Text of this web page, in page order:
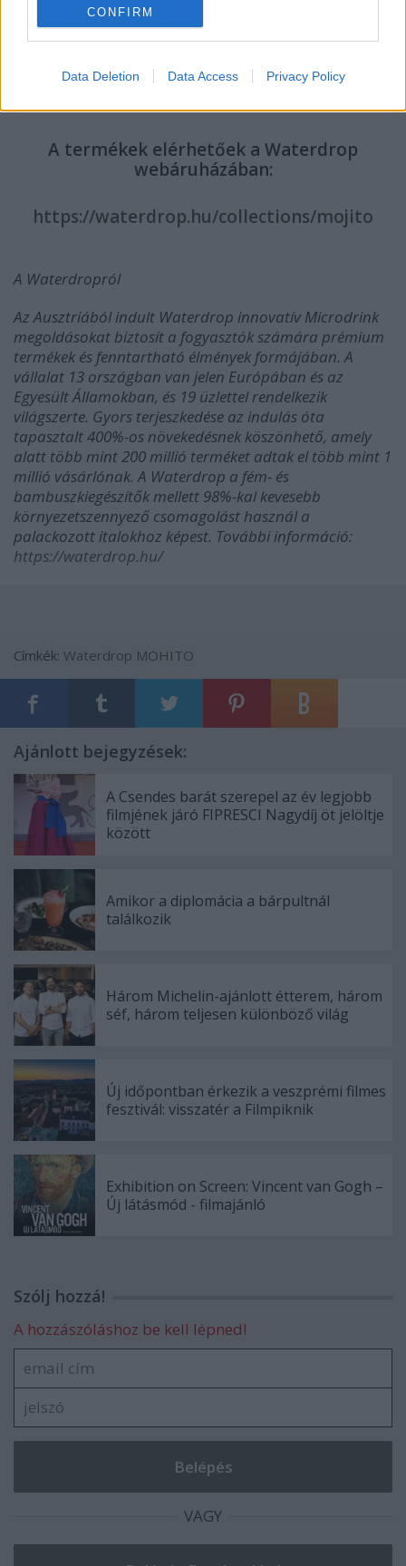
CONFIRM
Data Deletion Data Access Privacy Policy
A termékek elérhetőek a Waterdrop
webáruházában:
https://waterdrop.hu/collections/mojito
A Waterdropról
Az Ausztriából indult Waterdrop innovatív Microdrink
megoldásokat biztosít a fogyasztók számára prémium
termékek és fenntartható élmények formájában. A
vállalat 13 országban van jelen Európában és az
Egyesült Államokban, és 19 üzlettel rendelkezik
világszerte. Gyors terjeszkedése az indulás óta
tapasztalt 400%-os növekedésnek köszönhető, amely
alatt több mint 200 millió terméket adtak el több mint 1
millió vásárlónak. A Waterdrop a fém- és
bambuszkiegészítők mellett 98%-kal kevesebb
környezetszennyező csomagolást használ a
palackozott italokhoz képest. További információ:
https://waterdrop.hu/
Címkék: Waterdrop MOHITO
Ajánlott bejegyzések:
A Csendes barát szerepel az év legjobb
filmjének járó FIPRESCI Nagydíj öt jelöltje
között
Amikor a diplomácia a bárpultnál
találkozik
Három Michelin-ajánlott étterem, három
séf, három teljesen különböző világ
Új időpontban érkezik a veszprémi filmes
fesztivál: visszatér a Filmpiknik
Exhibition on Screen: Vincent van Gogh –
Új látásmód - filmajánló
Szólj hozzá!
A hozzászóláshoz be kell lépned!
VAGY